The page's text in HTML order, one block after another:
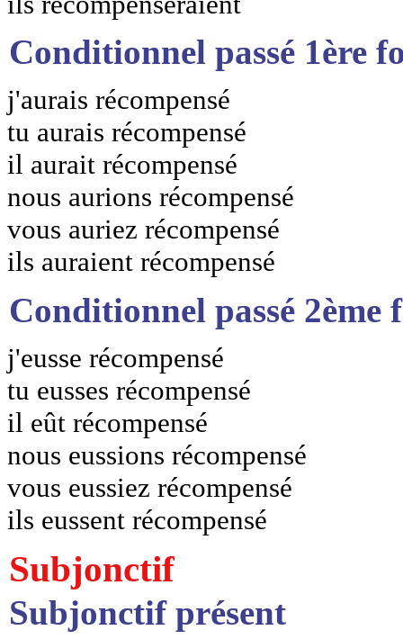
Conditionnel passé 1ère
j'aurais récompensé
tu aurais récompensé
il aurait récompensé
nous aurions récompensé
vous auriez récompensé
ils auraient récompensé
Conditionnel passé 2ème
j'eusse récompensé
tu eusses récompensé
il eût récompensé
nous eussions récompensé
vous eussiez récompensé
ils eussent récompensé
Subjonctif
Subjonctif présent